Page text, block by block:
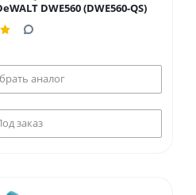
DWE560 (DWE560-QS)
аналог
заказ